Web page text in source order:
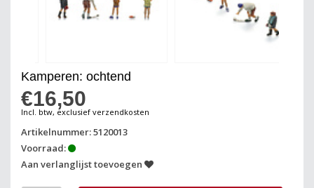
Kamperen: ochtend
€16,50
Incl. btw, exclusief verzendkosten
Artikelnummer: 5120013
Voorraad:
Aan verlanglijst toevoegen